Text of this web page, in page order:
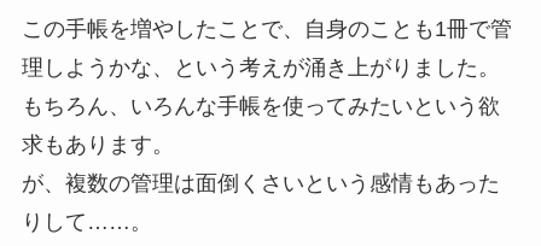
この手帳を増やしたことで、自身のことも1冊で管
理しようかな、という考えが涌き上がりました。
もちろん、いろんな手帳を使ってみたいという欲
求もあります。
が、複数の管理は面倒くさいという感情もあった
りして……。